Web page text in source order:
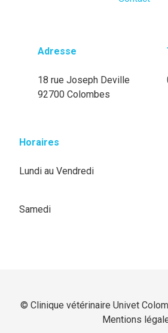
Adresse
18 rue Joseph Deville
92700 Colombes
Horaires
Lundi au Vendredi
Samedi
© Clinique vétérinaire Univet
Mentions